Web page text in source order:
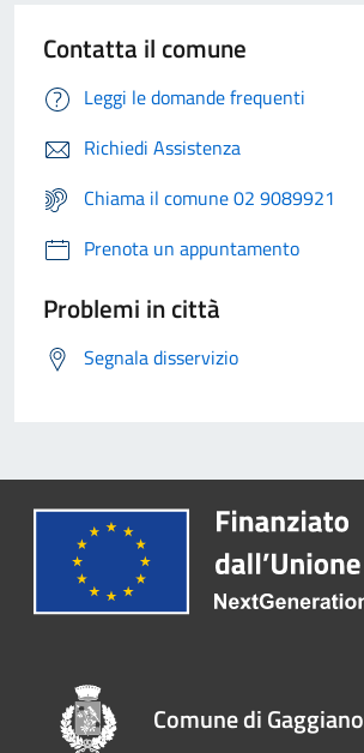
Contatta il comune
Leggi le domande frequenti
Richiedi Assistenza
Chiama il comune 02 9089921
Prenota un appuntamento
Problemi in città
Segnala disservizio
Comune di Gaggiano